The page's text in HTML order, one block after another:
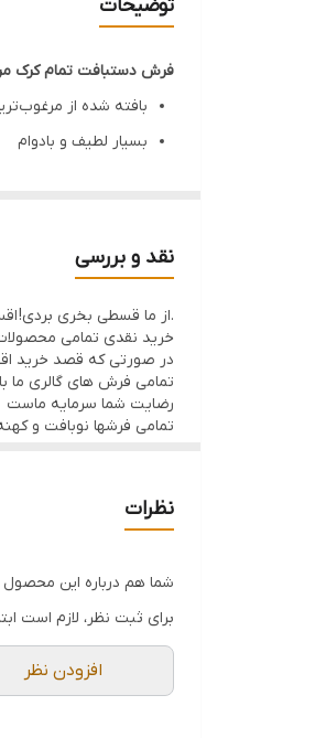
توضیحات
فرش دستبافت تمام کرک مرینوس 6متری طرح
بافته شده از
بسیار لطیف و بادوام
مناسب برای فضاهای
زیبایی و اصالت را به
همراه با گارانتی کیفیت
امکان خرید نقد و
نقد و بررسی
.از ما قسطی بخری بردی! اقساط بلند
خرید نقدی تمامی
در صورتی که قصد خرید
تمامی فرش های گالری ما با ضمانت کتبی به هر دلیل تا 21
رضایت شما سرمایه ماست
تمامی فرشها نوبافت و
نظرات
شما هم درباره این محصول
برای ثبت نظر، لازم است
افزودن نظر